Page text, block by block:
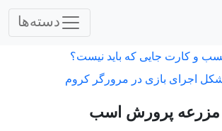
دسته‌ها
و کارت جایی که باید نیست؟
اجرای بازی در مرورگر کروم
مزرعه پرورش اسب